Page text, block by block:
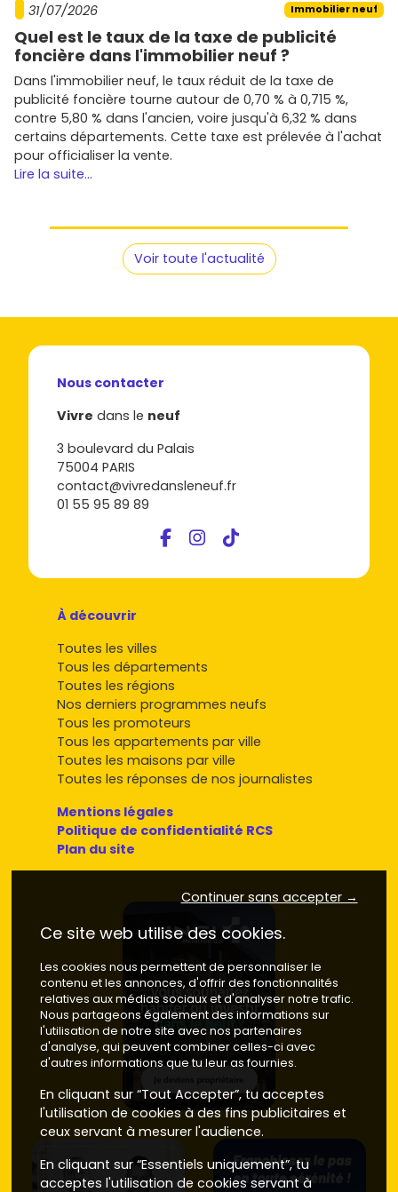
31/07/2026 Immobilier neuf
Quel est le taux de la taxe de publicité
foncière dans l'immobilier neuf ?
Dans l'immobilier neuf, le taux réduit de la taxe de
publicité foncière tourne autour de 0,70 % à 0,715 %,
contre 5,80 % dans l'ancien, voire jusqu'à 6,32 % dans
certains départements. Cette taxe est prélevée à l'achat
pour officialiser la vente.
Lire la suite...
Voir toute l'actualité
Nous contacter
Vivre dans le neuf
3 boulevard du Palais
75004 PARIS
contact@vivredansleneuf.fr
01 55 95 89 89
À découvrir
Toutes les villes
Tous les départements
Toutes les régions
Nos derniers programmes neufs
Tous les promoteurs
Tous les appartements par ville
Toutes les maisons par ville
Toutes les réponses de nos journalistes
Mentions légales
Politique de confidentialité RCS
Plan du site
Continuer sans accepter →
Ce site web utilise des cookies.
Les cookies nous permettent de personnaliser le
contenu et les annonces, d'offrir des fonctionnalités
relatives aux médias sociaux et d'analyser notre trafic.
Nous partageons également des informations sur
l'utilisation de notre site avec nos partenaires
d'analyse, qui peuvent combiner celles-ci avec
d'autres informations que tu leur as fournies.
En cliquant sur “Tout Accepter”, tu acceptes
l'utilisation de cookies à des fins publicitaires et
ceux servant à mesurer l'audience.
En cliquant sur “Essentiels uniquement”, tu
acceptes l'utilisation de cookies servant à